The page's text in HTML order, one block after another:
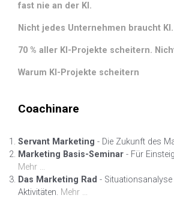
fast nie an der KI.
Nicht jedes Unternehmen braucht KI.
70 % aller KI-Projekte scheitern.
Warum KI-Projekte scheitern
Coachinare
Servant Marketing - Die Zukunft des
Marketing Basis-Seminar - Für
Mehr ...
Das Marketing Rad -
Aktivitäten. Mehr ...